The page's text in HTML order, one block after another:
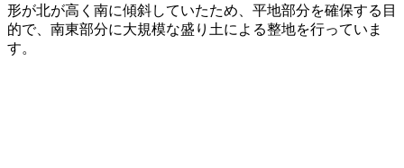
形が北が高く南に傾斜していたため、平地部分を確保する目
的で、南東部分に大規模な盛り土による整地を行っていま
す。